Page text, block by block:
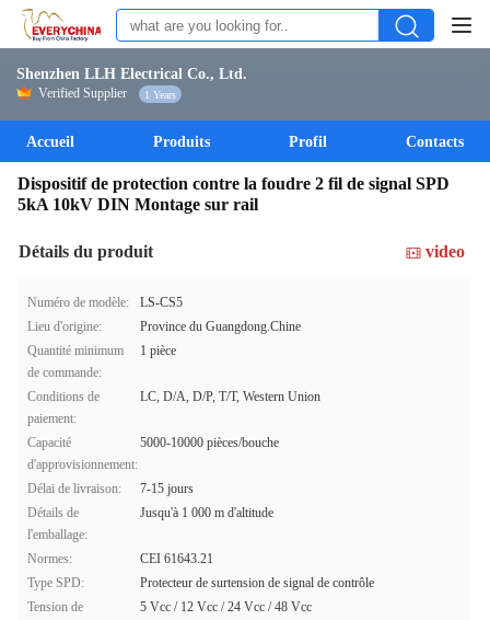
Shenzhen LLH Electrical Co., Ltd.
Verified Supplier 1 Years
Accueil Produits Profil Contacts
Dispositif de protection contre la foudre 2 fil de signal SPD
5kA 10kV DIN Montage sur rail
Détails du produit video
Numéro de modèle:
LS-CS5
Lieu d'origine:
Province du Guangdong.Chine
Quantité minimum
de commande:
1 pièce
Conditions de
paiement:
LC, D/A, D/P, T/T, Western Union
Capacité
d'approvisionnement:
5000-10000 pièces/bouche
Délai de livraison:
7-15 jours
Détails de
l'emballage:
Jusqu'à 1 000 m d'altitude
Normes:
CEI 61643.21
Type SPD:
Protecteur de surtension de signal de contrôle
Tension de
5 Vcc / 12 Vcc / 24 Vcc / 48 Vcc